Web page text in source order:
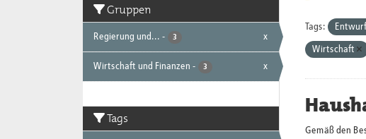
Gruppen
Regierung und... - 3 x
Wirtschaft und Finanzen - 3 x
Tags
Tags: Entwurf
Wirtschaft
Gemäß den